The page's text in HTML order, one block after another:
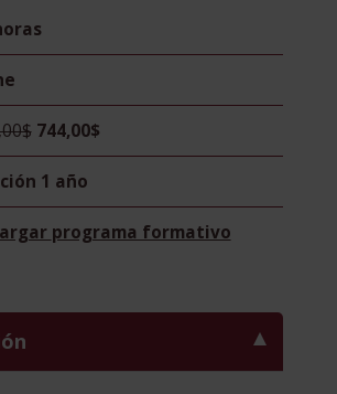
744,00$
1 año
programa formativo